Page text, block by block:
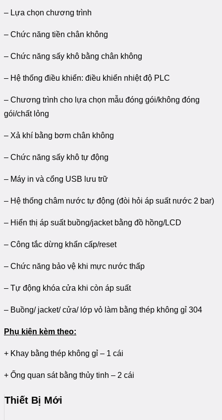
– Lựa chọn chương trình
– Chức năng tiền chân không
– Chức năng sấy khô bằng chân không
– Hệ thống điều khiển: điều khiển nhiệt độ PLC
– Chương trình cho lựa chọn mẫu đóng gói/không đóng
gói/chất lỏng
– Xả khí bằng bơm chân không
– Chức năng sấy khô tự động
– Máy in và cổng USB lưu trữ
– Hệ thống châm nước tự động (đòi hỏi áp suất nước 2 bar)
– Hiển thị áp suất buồng/jacket bằng đồ hồng/LCD
– Công tắc dừng khẩn cấp/reset
– Chức năng bảo vệ khi mực nước thấp
– Tự động khóa cửa khi còn áp suất
– Buồng/ jacket/ cửa/ lớp vỏ làm bằng thép không gỉ 304
Phụ kiện kèm theo:
+ Khay bằng thép không gỉ – 1 cái
+ Ống quan sát bằng thủy tinh – 2 cái
Thiết Bị Mới